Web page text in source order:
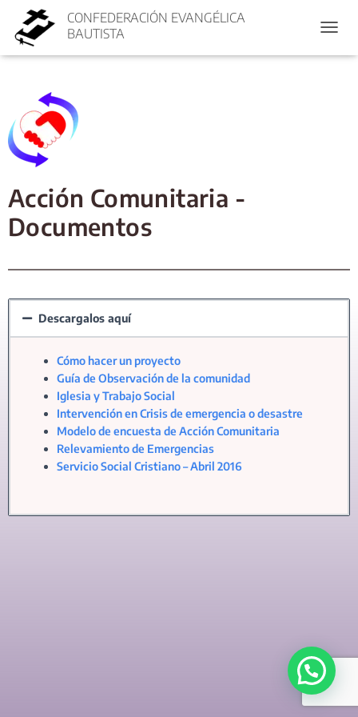
CONFEDERACIÓN EVANGÉLICA
BAUTISTA
Acción Comunitaria -
Documentos
Descargalos aquí
Cómo hacer un proyecto
Guía de Observación de la comunidad
Iglesia y Trabajo Social
Intervención en Crisis de emergencia o desastre
Modelo de encuesta de Acción Comunitaria
Relevamiento de Emergencias
Servicio Social Cristiano – Abril 2016